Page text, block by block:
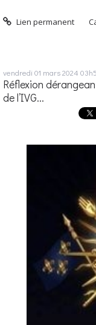
Lien permanent
vendredi 01 mars 2024
Réflexion
de l’IVG...